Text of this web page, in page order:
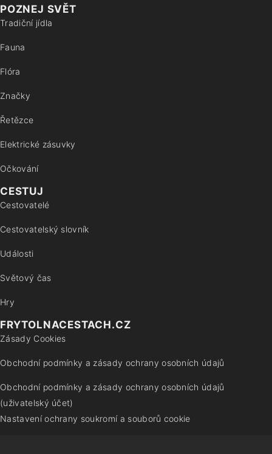
POZNEJ SVĚT
Tradiční jídla
Fauna
Flóra
Značky
Řetězce
Elektrické zásuvky
Očkování
CESTUJ
Cestovatelé
Cestovatelský slovník
Události
Světový čas
Hry
FRYTOLNACESTACH.CZ
Zásady Cookies
Obchodní podmínky a zásady ochrany osobních údajů
Obchodní podmínky a zásady ochrany osobních údajů
(uživatelský účet)
Nastavení ochrany soukromí a souborů cookie